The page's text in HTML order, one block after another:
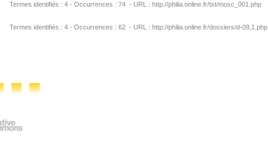
Termes identifiés : 4 - Occurrences : 74 - URL : http://philia.online.fr/txt/mosc_001.php
Termes identifiés : 4 - Occurrences : 62 - URL : http://philia.online.fr/dossiers/d-09,1.php